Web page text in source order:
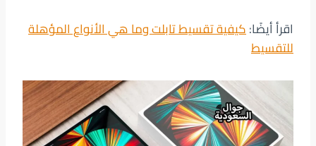
اقرأ أيضًا:كيفية تقسيط تابلت وما هي الأنواع المؤهلة
للتقسيط